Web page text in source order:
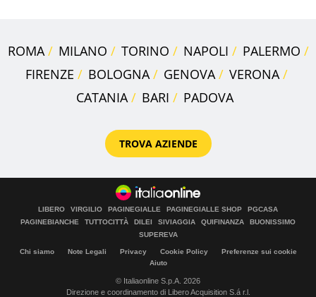
ROMA MILANO TORINO NAPOLI
PALERMO
FIRENZE
BOLOGNA GENOVA
VERONA
CATANIA
BARI PADOVA
TROVA AZIENDE
LIBERO VIRGILIO PAGINEGIALLE PAGINEGIALLE SHOP
PGCASA
PAGINEBIANCHE
TUTTOCITTÀ DILEI SIVIAGGIA QUIFINANZA
BUONISSIMO
SUPEREVA
Chi siamo Note Legali Privacy Cookie Policy
Preferenze sui cookie
Aiuto
© Italiaonline S.p.A. 2026
Direzione e coordinamento di Libero Acquisition S.á r.l.